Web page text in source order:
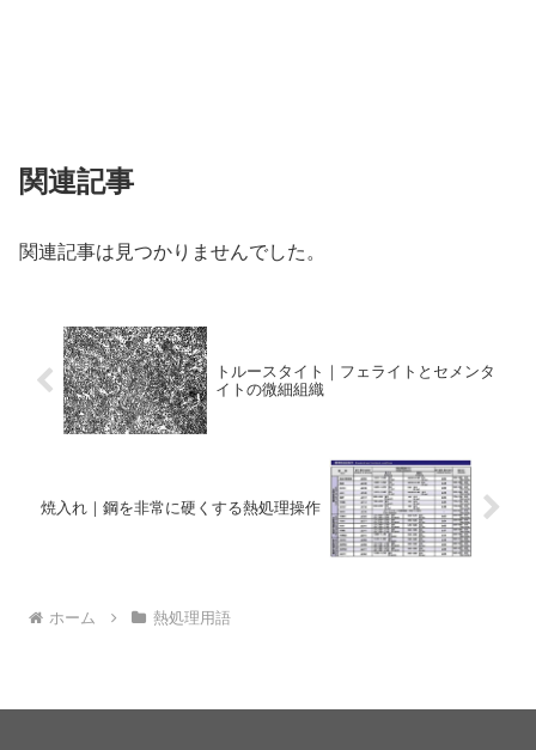
関連記事
関連記事は見つかりませんでした。
トルースタイト｜フェライトとセメンタ
イトの微細組織
焼入れ｜鋼を非常に硬くする熱処理操作
ホーム 熱処理用語